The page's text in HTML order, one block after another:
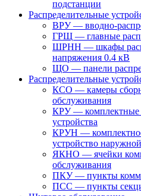
подстанции
Распределительные
ВРУ — вводно-
ГРЩ — главные
ШРНН — шкафы
напряжения 0.4 кВ
ЩО — панели
Распределительные
КСО — камеры
обслуживания
КРУ — комплектные
устройства
КРУН — комплектное
устройство
ЯКНО — ячейки
обслуживания
ПКУ — пункты
ПСС — пункты